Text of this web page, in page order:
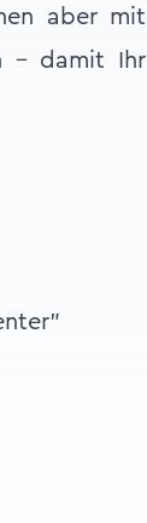
aber mit
– damit Ihr